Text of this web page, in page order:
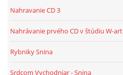
Nahravanie CD 3
Nahrávanie prvého CD v štúdiu W-art
Rybniky Snina
Srdcom Vychodniar - Snina